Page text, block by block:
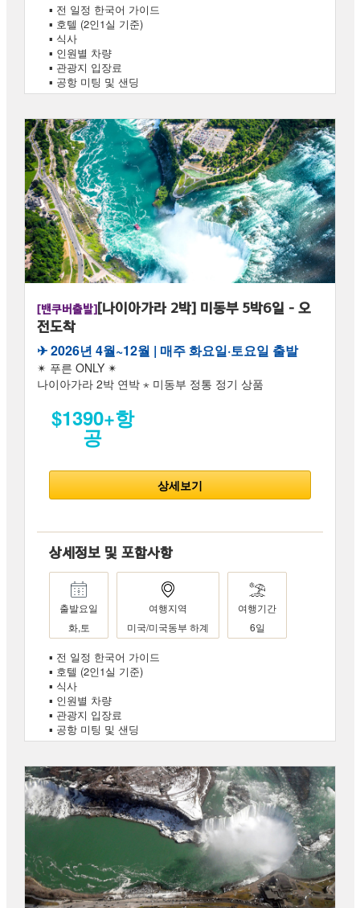
▪ 전 일정 한국어 가이드
▪ 호텔 (2인1실 기준)
▪ 식사
▪ 인원별 차량
▪ 관광지 입장료
▪ 공항 미팅 및 샌딩
[밴쿠버출발][나이아가라 2박] 미동부 5박6일 - 오
전도착
✈︎ 2026년 4월~12월 | 매주 화요일·토요일 출발
✴ 푸른 ONLY ✴
나이아가라 2박 연박 ⋆ 미동부 정통 정기 상품
$1390+항
공
상세보기
상세정보 및 포함사항
출발요일
화,토
여행지역
미국/미국동부 하계
여행기간
6일
▪ 전 일정 한국어 가이드
▪ 호텔 (2인1실 기준)
▪ 식사
▪ 인원별 차량
▪ 관광지 입장료
▪ 공항 미팅 및 샌딩